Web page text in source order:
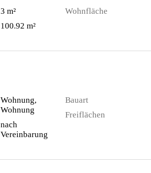
3 m²
100.92 m²
Wohnfläche
Wohnung,
Wohnung
nach
Vereinbarung
Bauart
Freiflächen